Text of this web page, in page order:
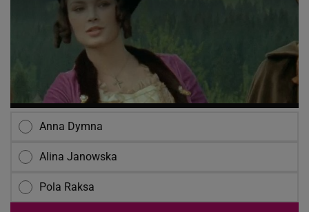
Anna Dymna
Alina Janowska
Pola Raksa